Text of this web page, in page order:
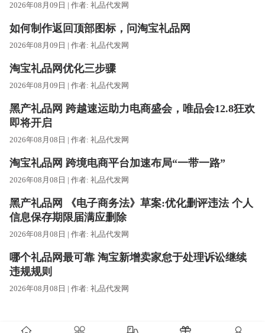
2026年08月09日 | 作者: 礼品代发网
如何制作返回顶部图标，问淘宝礼品网
2026年08月09日 | 作者: 礼品代发网
淘宝礼品网优化三步骤
2026年08月09日 | 作者: 礼品代发网
黑产礼品网 跨越速运助力电商盛会，唯品会12.8狂欢
即将开启
2026年08月08日 | 作者: 礼品代发网
淘宝礼品网 跨境电商平台加速布局“一带一路”
2026年08月08日 | 作者: 礼品代发网
黑产礼品网 《电子商务法》草案:优化删评违法 个人
信息保存期限届满应删除
2026年08月08日 | 作者: 礼品代发网
哪个礼品网最可靠 淘宝新增卖家怠于处理诉讼继续
违规规则
2026年08月08日 | 作者: 礼品代发网